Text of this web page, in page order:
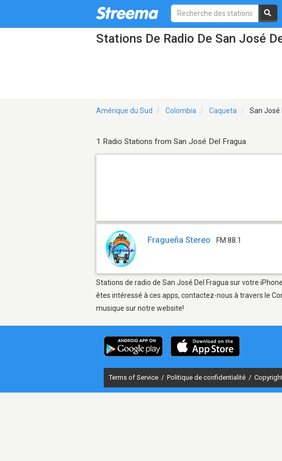
Stations De Radio De San José
Amérique du Sud Colombia Caqueta San José
1 Radio Stations from San José Del Fragua
Fragueña Stereo FM 88.1
Stations de radio de San José Del Fragua sur votre
êtes intéressé à ces apps, contactez-nous à travers le
musique sur notre website!
Terms of Service / Politique de confidentialité /